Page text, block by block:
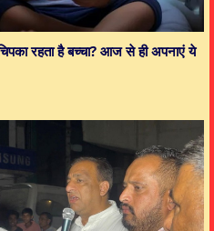
रहता है बच्चा? आज से ही अपनाएं ये